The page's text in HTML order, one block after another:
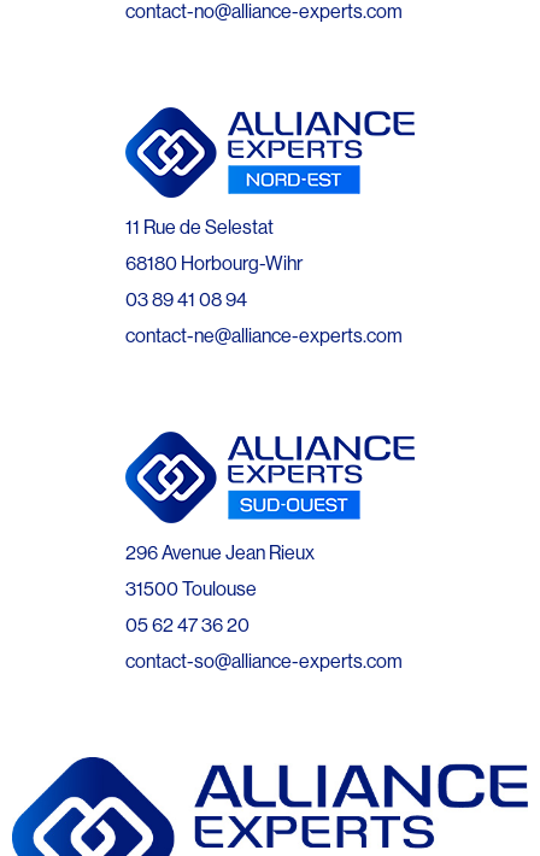
contact-no@alliance-experts.com
11 Rue de Selestat
68180 Horbourg-Wihr
03 89 41 08 94
contact-ne@alliance-experts.com
296 Avenue Jean Rieux
31500 Toulouse
05 62 47 36 20
contact-so@alliance-experts.com